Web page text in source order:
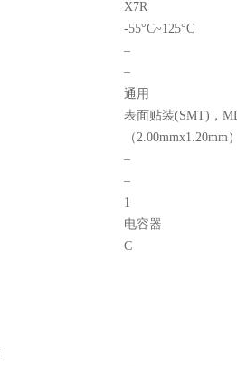
X7R
-55°C~125°C
–
–
通用
表面贴装(SMT)，
（2.00mmx1.20mm）
–
–
1
电容器
C